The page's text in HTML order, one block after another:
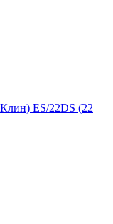
ES/22DS (22